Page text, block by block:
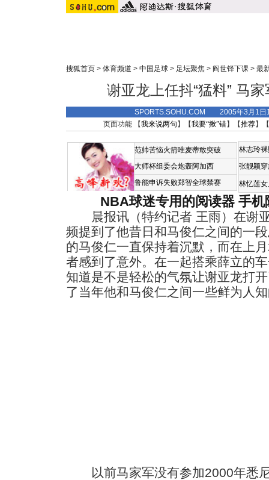
搜狐首页 > 体育频道 > 中国足球 > 足坛聚焦 > 阎世铎下课 > 最
谢亚龙上任抖“猛料” 马
SPORTS.SOHU.COM 2005年3月1
页面功能 【我来说两句 】【我要“揪”错】【推荐】
范帅苦恼火箭唯麦蒂敢突破
大师杯组委会炮轰阿加西
鲁能申诉失败郑智全球禁赛
林志玲
张靓颖
林忆莲
NBA球迷专用的阅读器 手机
晨报讯（特约记者 王雨）在谢
频提到了他昔日和马俊仁之间的一
的马俊仁一直保持着沉默，而在上
者感到了意外。在一起搭乘薛立的
知道是不是轻松的气氛让谢亚龙打
了当年他和马俊仁之间一些鲜为人
以前马家军没有参加2000年悉尼